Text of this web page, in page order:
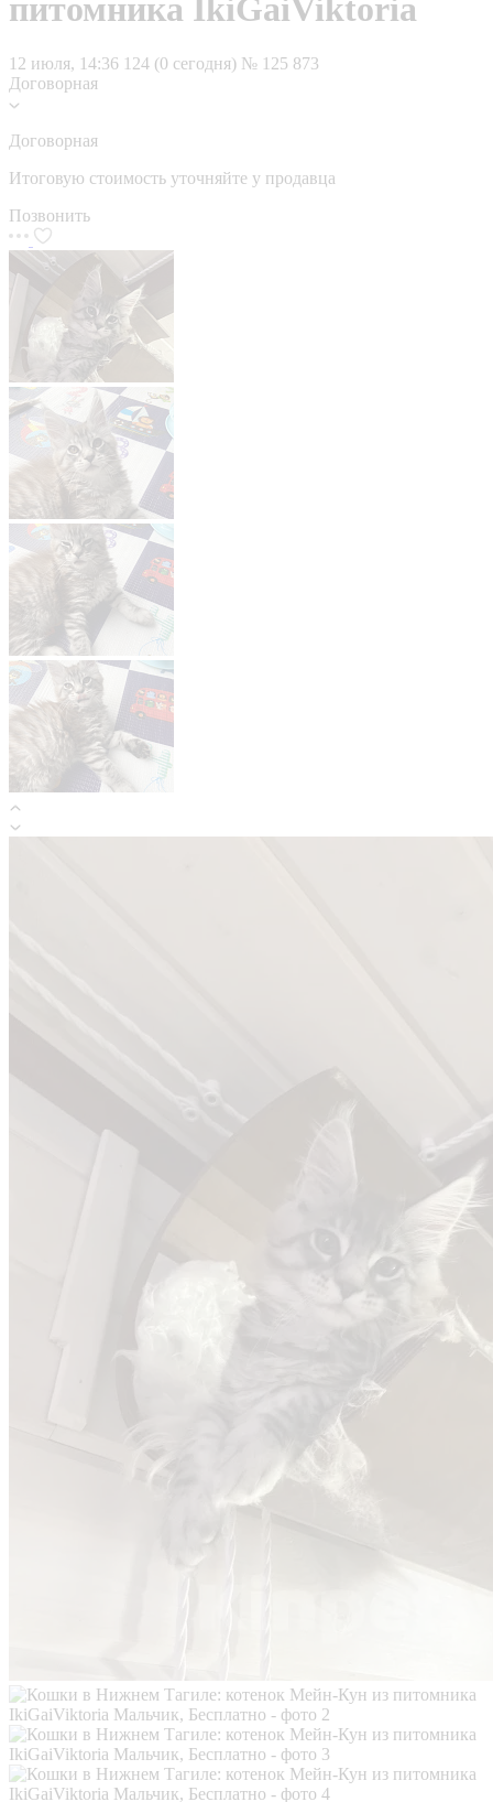
питомника IkiGaiViktoria
12 июля, 14:36 124 (0 сегодня) № 125 873
Договорная
Договорная
Итоговую стоимость уточняйте у продавца
Позвонить